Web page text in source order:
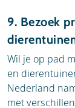
9. Bezoek
Wil je op pad
en
Nederland
met